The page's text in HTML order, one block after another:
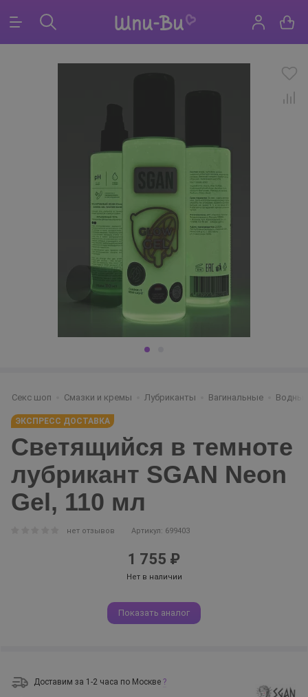
Секс шоп Смазки и кремы Лубриканты Вагинальные
ЭКСПРЕСС ДОСТАВКА
Светящийся в темноте
лубрикант SGAN Neon
Gel, 110 мл
нет отзывов Артикул: 699403
1 755 ₽
Нет в наличии
Показать аналог
Доставим за 1-2 часа по Москве ?